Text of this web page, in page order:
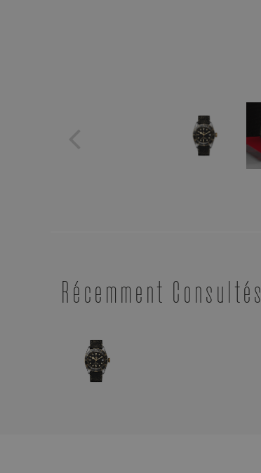
Récemment Consultés